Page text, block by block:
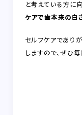
と考えている方に
ケアで歯本来の白
セルフケアであり
しますので、ぜひ